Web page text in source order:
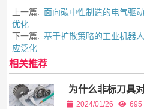
上一篇: 面向碳中性制造的电气驱
优化
下一篇: 基于扩散策略的工业机器
应泛化
相关推荐
为什么非标刀具
2024/01/26
695